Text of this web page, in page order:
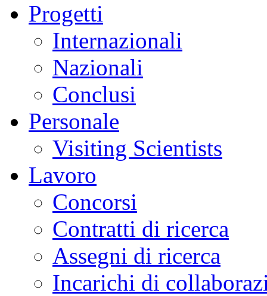
Progetti
Internazionali
Nazionali
Conclusi
Personale
Visiting Scientists
Lavoro
Concorsi
Contratti di ricerca
Assegni di ricerca
Incarichi di